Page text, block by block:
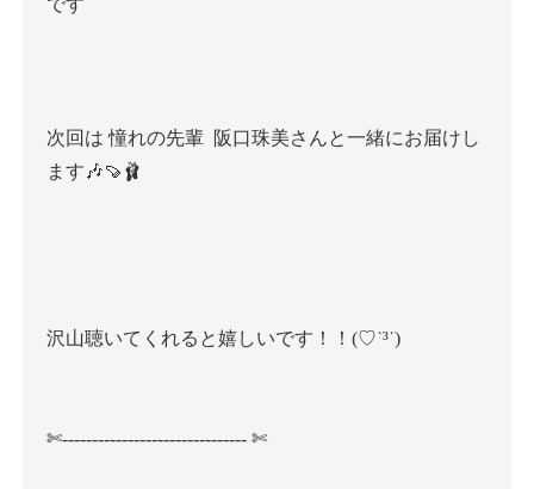
です
次回は 憧れの先輩
阪口珠美さんと一緒にお届けし
ます 🎶🍠🩰
沢山聴いてくれると嬉しいです！！ (♡˙³˙)
✄------------------------------- ✄